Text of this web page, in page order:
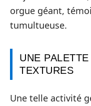
orgue géant,
tumultueuse.
UNE
TEXTURES
Une telle activité